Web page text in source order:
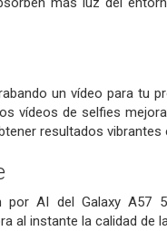
un vídeo para tu
vídeos de selfies
resultados vibrantes
AI del Galaxy A57
instante la calidad de